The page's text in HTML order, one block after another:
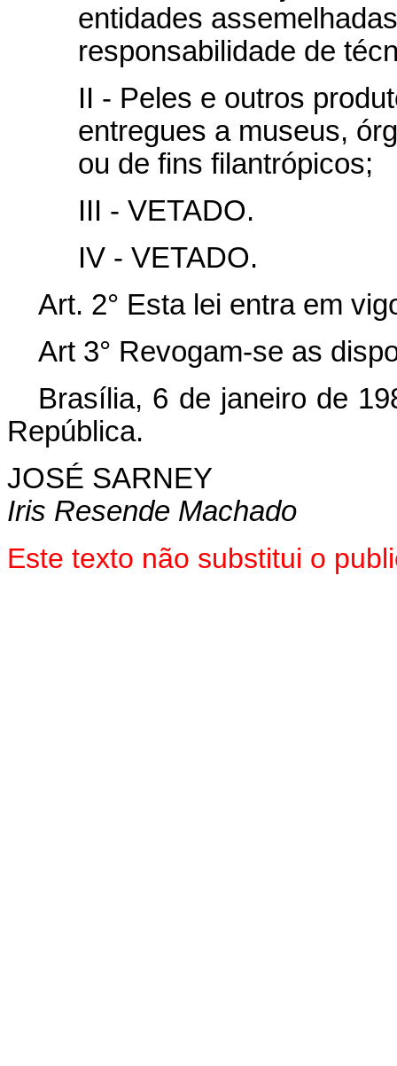
entidades
responsabilidade de
II - Peles e outros
entregues a museus,
ou de fins filantrópicos;
III - VETADO.
IV - VETADO.
Art. 2° Esta lei entra em
Art 3° Revogam-se as
Brasília, 6 de janeiro de
República.
JOSÉ SARNEY
Iris Resende Machado
Este texto não substitui o